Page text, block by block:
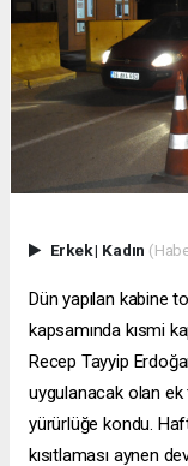
Erkek| Kadın
Dün yapılan kabine
kapsamında kısmi
Recep Tayyip
uygulanacak olan
yürürlüğe kondu.
kısıtlaması aynen